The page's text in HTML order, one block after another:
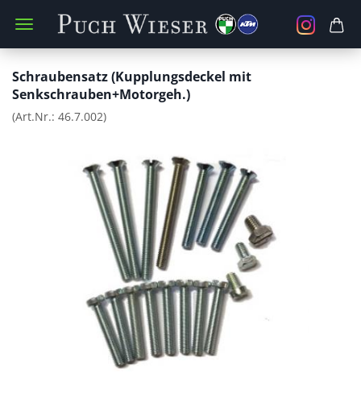
Schraubensatz (Kupplungsdeckel mit
Senkschrauben+Motorgeh.)
(Art.Nr.: 46.7.002)